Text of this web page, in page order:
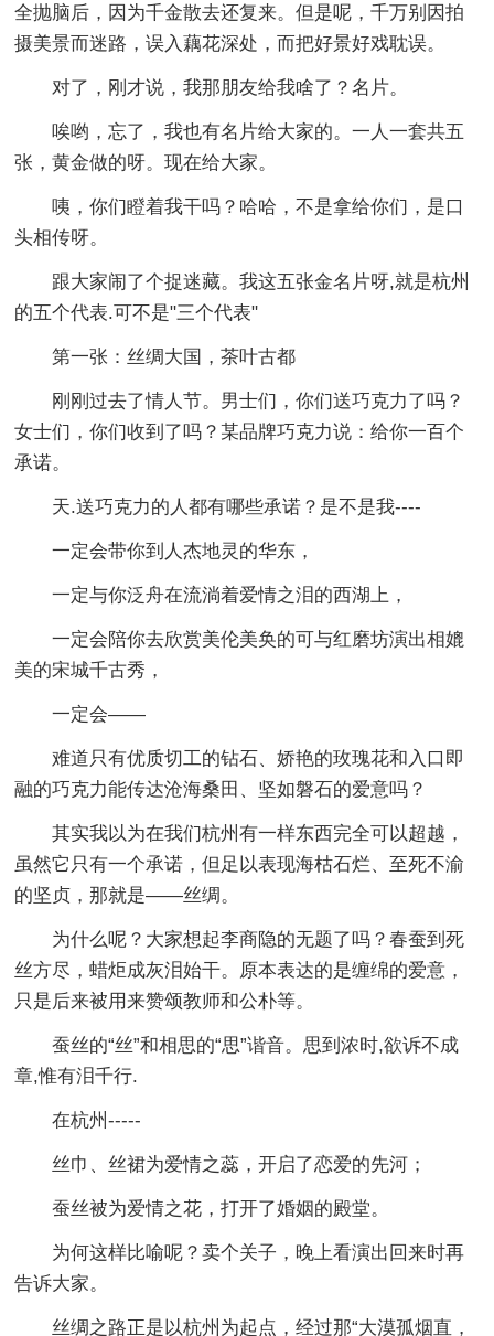
全抛脑后，因为千金散去还复来。但是呢，千万别因拍
摄美景而迷路，误入藕花深处，而把好景好戏耽误。
对了，刚才说，我那朋友给我啥了？名片。
唉哟，忘了，我也有名片给大家的。一人一套共五
张，黄金做的呀。现在给大家。
咦，你们瞪着我干吗？哈哈，不是拿给你们，是口
头相传呀。
跟大家闹了个捉迷藏。我这五张金名片呀,就是杭州
的五个代表.可不是"三个代表"
第一张：丝绸大国，茶叶古都
刚刚过去了情人节。男士们，你们送巧克力了吗？
女士们，你们收到了吗？某品牌巧克力说：给你一百个
承诺。
天.送巧克力的人都有哪些承诺？是不是我----
一定会带你到人杰地灵的华东，
一定与你泛舟在流淌着爱情之泪的西湖上，
一定会陪你去欣赏美伦美奂的可与红磨坊演出相媲
美的宋城千古秀，
一定会——
难道只有优质切工的钻石、娇艳的玫瑰花和入口即
融的巧克力能传达沧海桑田、坚如磐石的爱意吗？
其实我以为在我们杭州有一样东西完全可以超越，
虽然它只有一个承诺，但足以表现海枯石烂、至死不渝
的坚贞，那就是——丝绸。
为什么呢？大家想起李商隐的无题了吗？春蚕到死
丝方尽，蜡炬成灰泪始干。原本表达的是缠绵的爱意，
只是后来被用来赞颂教师和公朴等。
蚕丝的“丝”和相思的“思”谐音。思到浓时,欲诉不成
章,惟有泪千行.
在杭州-----
丝巾、丝裙为爱情之蕊，开启了恋爱的先河；
蚕丝被为爱情之花，打开了婚姻的殿堂。
为何这样比喻呢？卖个关子，晚上看演出回来时再
告诉大家。
丝绸之路正是以杭州为起点，经过那“大漠孤烟直，